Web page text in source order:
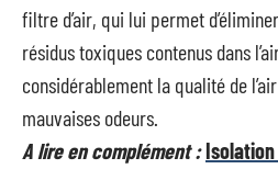
filtre d’air, qui lui permet
résidus toxiques contenus dans
considérablement la qualité de
mauvaises odeurs.
A lire en complément :